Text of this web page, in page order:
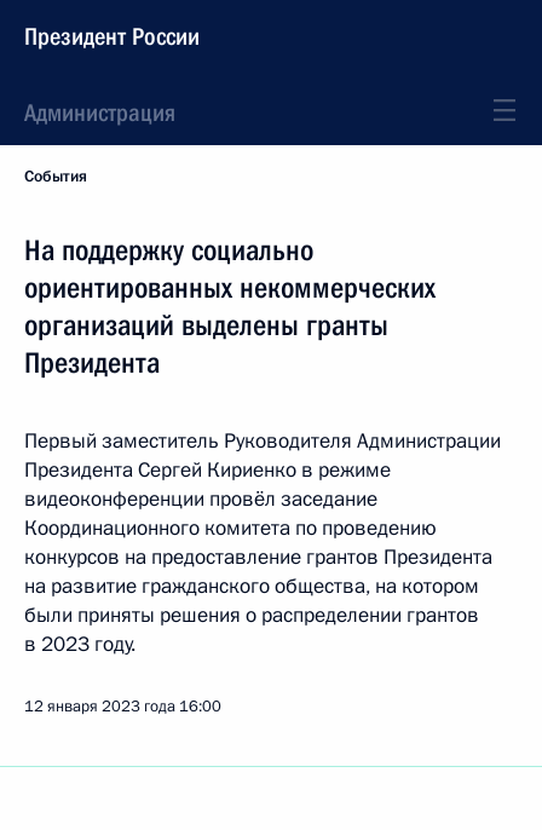
Президент России
Администрация
События
На поддержку социально
ориентированных некоммерческих
организаций выделены гранты
Президента
Первый заместитель Руководителя Администрации
Президента Сергей Кириенко в режиме
видеоконференции провёл заседание
Координационного комитета по проведению
конкурсов на предоставление грантов Президента
на развитие гражданского общества, на котором
были приняты решения о распределении грантов
в 2023 году.
12 января 2023 года 16:00